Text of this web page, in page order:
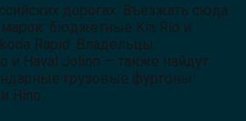
дорогах. Въезжать сюда
марок: бюджетные Kia Rio и
Rapid. Владельцы
и Haval Jolion — также найдут
грузовые фургоны
Hino.